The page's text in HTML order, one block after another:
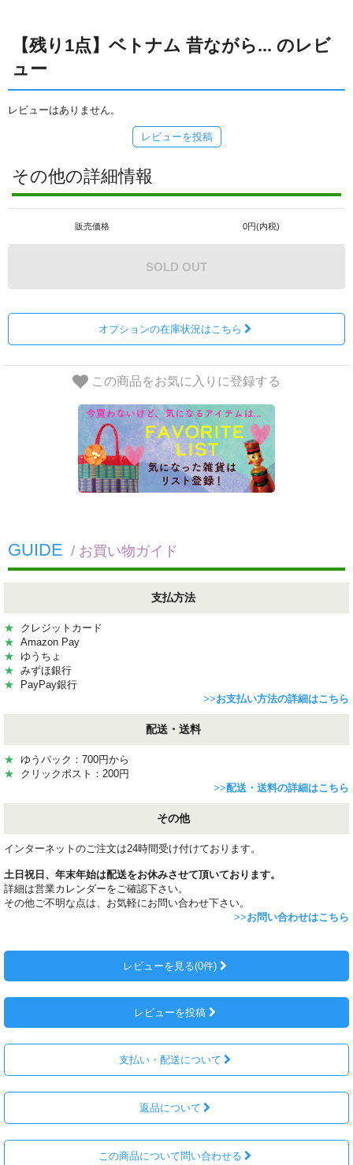
【残り1点】ベトナム 昔ながら... のレビ
ュー
レビューはありません。
レビューを投稿
その他の詳細情報
販売価格 0円(内税)
SOLD OUT
オプションの在庫状況はこちら
この商品をお気に入りに登録する
GUIDE / お買い物ガイド
支払方法
★ クレジットカード
★ Amazon Pay
★ ゆうちょ
★ みずほ銀行
★ PayPay銀行
>>お支払い方法の詳細はこちら
配送・送料
★ ゆうパック：700円から
★ クリックポスト：200円
>>配送・送料の詳細はこちら
その他
インターネットのご注文は24時間受け付けております。
土日祝日、年末年始は配送をお休みさせて頂いております。
詳細は営業カレンダーをご確認下さい。
その他ご不明な点は、お気軽にお問い合わせ下さい。
>>お問い合わせはこちら
レビューを見る(0件)
レビューを投稿
支払い・配送について
返品について
この商品について問い合わせる